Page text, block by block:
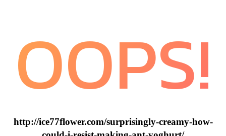
OOPS!
http://ice77flower.com/surprisingly-creamy-how-